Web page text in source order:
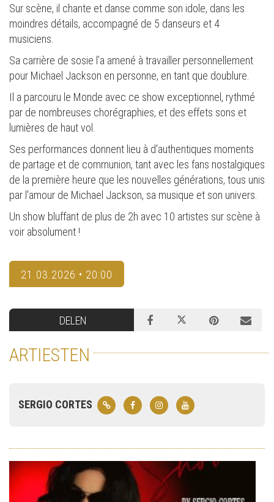
Sur scène, il chante et danse comme son idole, dans les
moindres détails, accompagné de 5 danseurs et 4
musiciens.
Sa carrière de sosie l’a amené à travailler personnellement
pour Michael Jackson en personne, en tant que doublure.
Il a parcouru le Monde avec ce show exceptionnel, rythmé
par de nombreuses chorégraphies, et des effets sons et
lumières de haut vol.
Ses performances donnent lieu à d'authentiques moments
de partage et de communion, tant avec les fans nostalgiques
de la première heure que les nouvelles générations, tous unis
par l'amour de Michael Jackson, sa musique et son univers.
Un show bluffant de plus de 2h avec 10 artistes sur scène à
voir absolument !
21.03.2026 • 20:00
DELEN
ARTIESTEN
SERGIO CORTES